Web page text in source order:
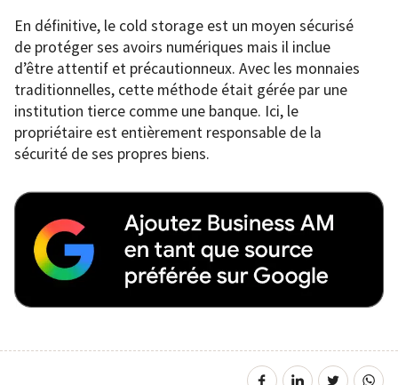
En définitive, le cold storage est un moyen sécurisé
de protéger ses avoirs numériques mais il inclue
d’être attentif et précautionneux. Avec les monnaies
traditionnelles, cette méthode était gérée par une
institution tierce comme une banque. Ici, le
propriétaire est entièrement responsable de la
sécurité de ses propres biens.